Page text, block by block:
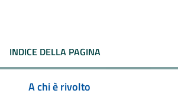
INDICE DELLA PAGINA
A chi è rivolto